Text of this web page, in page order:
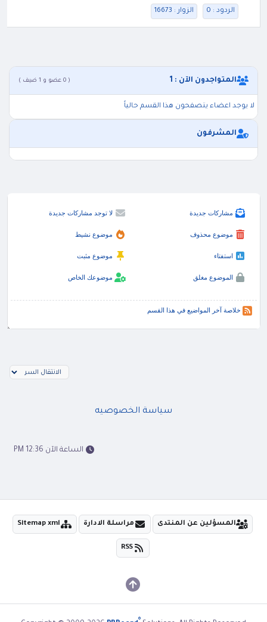
الردود : 0 الزوار : 16673
المتواجدون الآن : 1 ( 0 عضو و 1 ضيف )
لا يوجد اعضاء يتصفحون هذا القسم حالياً
المشرفون
مشاركات جديدة لا توجد مشاركات جديدة
موضوع محذوف موضوع نشيط
استفتاء موضوع مثبت
الموضوع مغلق موضوعك الخاص
خلاصة آخر المواضيع في هذا القسم
سياسة الخصوصيه
الساعة الآن 12:36 PM
المسؤلين عن المنتدى مراسلة الادارة Sitemap xml
RSS